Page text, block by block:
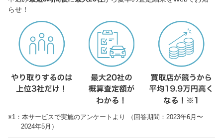
らせ！
※1：本サービスで実施のアンケートより （回答期間：2023年6月〜
2024年5月）